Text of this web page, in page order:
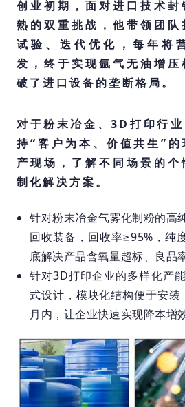
创业初期，面对进口技术
熟的双重挑战，他带领团队
试验、迭代优化，每年将
发，终于实现氩气无油增
破了进口设备的垄断格局。
对于粉末冶金、3D打印行
持“客户为本、价值共生”
产现场，了解不同场景的
制化解决方案。
针对粉末冶金气雾化制粉的高
回收装备，回收率≥95%，纯
底解决产品含氧量超标、良品
针对3D打印企业的多样化产
式设计，模块化结构便于安装
月内，让企业快速实现降本增